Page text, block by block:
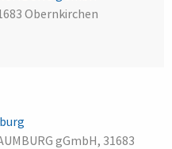
Obernkirchen
gGmbH, 31683